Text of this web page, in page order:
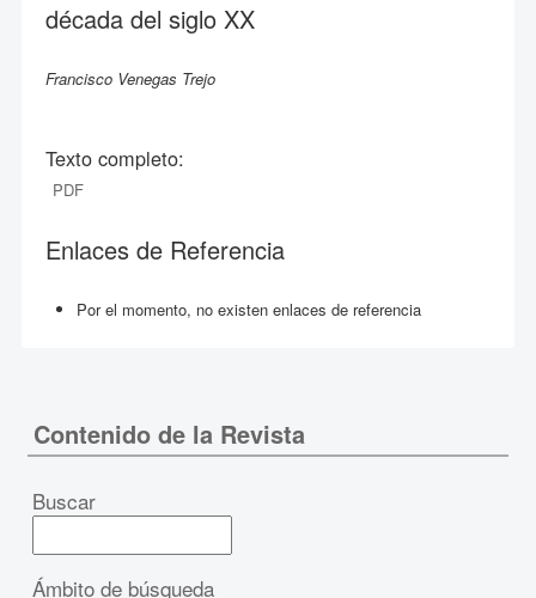
década del siglo XX
Francisco Venegas Trejo
Texto completo:
PDF
Enlaces de Referencia
Por el momento, no existen enlaces de referencia
Contenido de la Revista
Buscar
Ámbito de búsqueda